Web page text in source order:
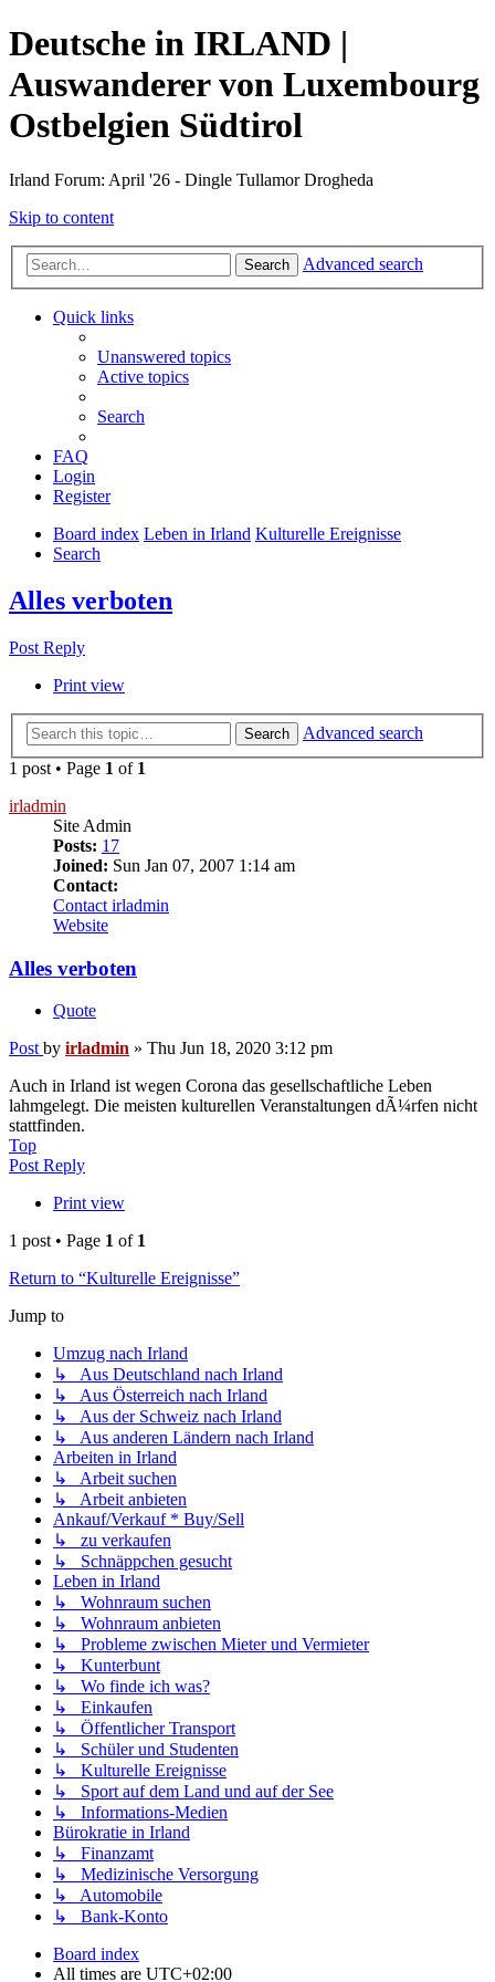
Deutsche in IRLAND |
Auswanderer von Luxembourg
Ostbelgien Südtirol
Irland Forum: April '26 - Dingle Tullamor Drogheda
Skip to content
Search Advanced search
Quick links
Unanswered topics
Active topics
Search
FAQ
Login
Register
Board index Leben in Irland Kulturelle Ereignisse
Search
Alles verboten
Post Reply
Print view
Search
Advanced search
1 post • Page 1 of 1
irladmin
Site Admin
Posts: 17
Joined: Sun Jan 07, 2007 1:14 am
Contact:
Contact irladmin
Website
Alles verboten
Quote
Post by irladmin » Thu Jun 18, 2020 3:12 pm
Auch in Irland ist wegen Corona das gesellschaftliche Leben
lahmgelegt. Die meisten kulturellen Veranstaltungen dÃ¼rfen nicht
stattfinden.
Top
Post Reply
Print view
1 post • Page 1 of 1
Return to “Kulturelle Ereignisse”
Jump to
Umzug nach Irland
↳ Aus Deutschland nach Irland
↳ Aus Österreich nach Irland
↳ Aus der Schweiz nach Irland
↳ Aus anderen Ländern nach Irland
Arbeiten in Irland
↳ Arbeit suchen
↳ Arbeit anbieten
Ankauf/Verkauf * Buy/Sell
↳ zu verkaufen
↳ Schnäppchen gesucht
Leben in Irland
↳ Wohnraum suchen
↳ Wohnraum anbieten
↳ Probleme zwischen Mieter und Vermieter
↳ Kunterbunt
↳ Wo finde ich was?
↳ Einkaufen
↳ Öffentlicher Transport
↳ Schüler und Studenten
↳ Kulturelle Ereignisse
↳ Sport auf dem Land und auf der See
↳ Informations-Medien
Bürokratie in Irland
↳ Finanzamt
↳ Medizinische Versorgung
↳ Automobile
↳ Bank-Konto
Board index
All times are UTC+02:00